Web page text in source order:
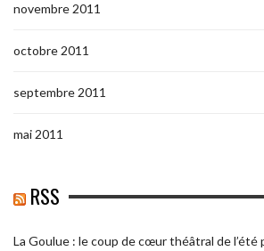
novembre 2011
octobre 2011
septembre 2011
mai 2011
RSS
La Goulue : le coup de cœur théâtral de l’été